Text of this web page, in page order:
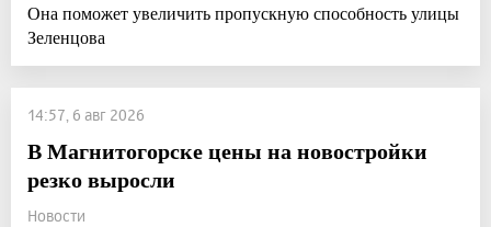
Она поможет увеличить пропускную способность улицы
Зеленцова
14:57, 6 авг 2026
В Магнитогорске цены на новостройки
резко выросли
Новости